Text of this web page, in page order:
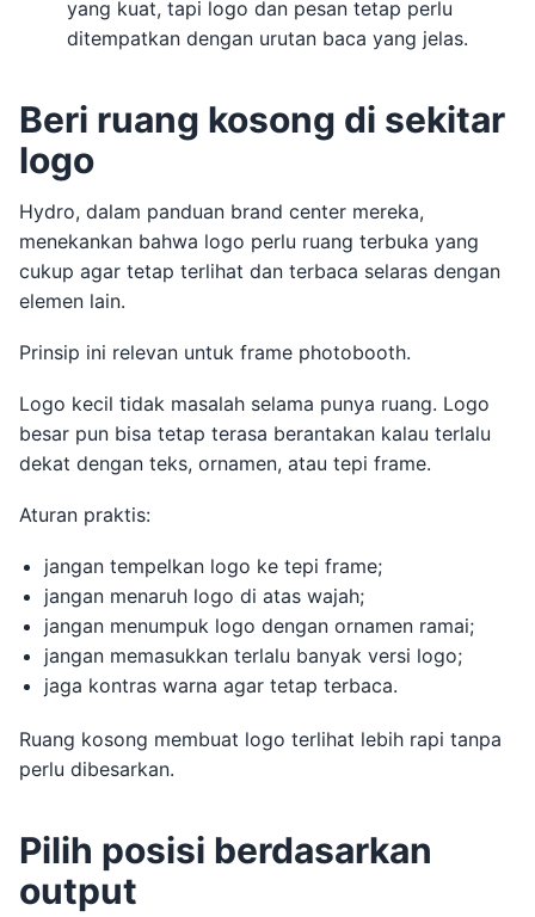
yang kuat, tapi logo dan pesan tetap perlu
ditempatkan dengan urutan baca yang jelas.
Beri ruang kosong di sekitar
logo
Hydro, dalam panduan brand center mereka,
menekankan bahwa logo perlu ruang terbuka yang
cukup agar tetap terlihat dan terbaca selaras dengan
elemen lain.
Prinsip ini relevan untuk frame photobooth.
Logo kecil tidak masalah selama punya ruang. Logo
besar pun bisa tetap terasa berantakan kalau terlalu
dekat dengan teks, ornamen, atau tepi frame.
Aturan praktis:
jangan tempelkan logo ke tepi frame;
jangan menaruh logo di atas wajah;
jangan menumpuk logo dengan ornamen ramai;
jangan memasukkan terlalu banyak versi logo;
jaga kontras warna agar tetap terbaca.
Ruang kosong membuat logo terlihat lebih rapi tanpa
perlu dibesarkan.
Pilih posisi berdasarkan
output